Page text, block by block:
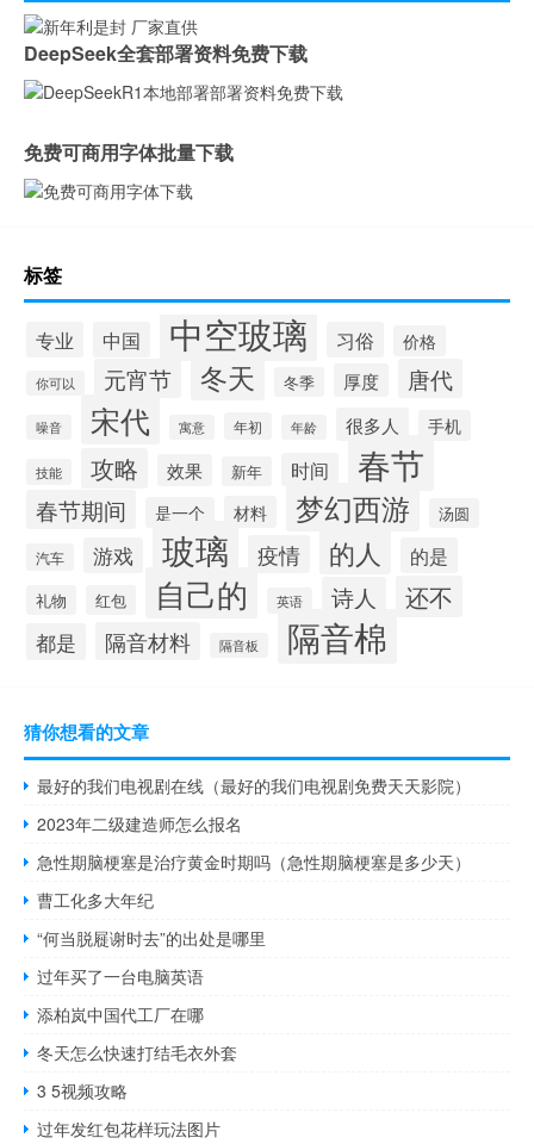
DeepSeek全套部署资料免费下载
免费可商用字体批量下载
标签
专业 中国 中空玻璃 习俗 价格
你可以 元宵节 冬天 冬季 厚度 唐代
噪音 宋代 寓意 年初 年龄 很多人 手机
技能 攻略 效果 新年 时间 春节
春节期间 是一个 材料 梦幻西游 汤圆
汽车 游戏 玻璃 疫情 的人 的是
礼物 红包 自己的 英语 诗人 还不
都是 隔音材料 隔音板 隔音棉
猜你想看的文章
最好的我们电视剧在线（最好的我们电视剧免费天天影院）
2023年二级建造师怎么报名
急性期脑梗塞是治疗黄金时期吗（急性期脑梗塞是多少天）
曹工化多大年纪
“何当脱屣谢时去”的出处是哪里
过年买了一台电脑英语
添柏岚中国代工厂在哪
冬天怎么快速打结毛衣外套
3 5视频攻略
过年发红包花样玩法图片